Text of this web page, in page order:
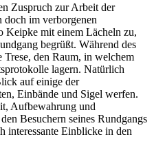
Zuspruch zur Arbeit der
doch im verborgenen
Keipke mit einem Lächeln zu,
begrüßt. Während des
den Raum, in welchem
lagern. Natürlich
auf einige der
Einbände und Sigel werfen.
Aufbewahrung und
Besuchern seines Rundgangs
interessante Einblicke in den